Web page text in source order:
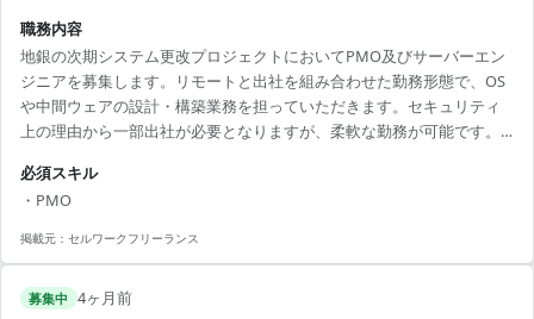
職務内容
地銀の次期システム更改プロジェクトにおいてPMO及びサーバーエン
ジニアを募集します。リモートと出社を組み合わせた勤務形態で、OS
や中間ウェアの設計・構築業務を担っていただきます。セキュリティ
上の理由から一部出社が必要となりますが、柔軟な勤務が可能です。
進行管理、ドキュメント作成 - 関係者との調整やファシリテーション
【アピールポイント】 - リモート勤務と出社を組み合わせた柔軟な働き
方 - 金融システムに携わるチャンス - 長期的なプロジェクトで安定性を
必須スキル
・PMO
掲載元： セルワークフリーランス
募集中 4ヶ月前